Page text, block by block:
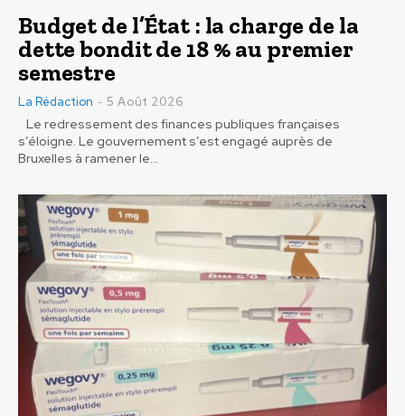
Budget de l’État : la charge de la
dette bondit de 18 % au premier
semestre
La Rédaction - 5 Août 2026
Le redressement des finances publiques françaises
s’éloigne. Le gouvernement s’est engagé auprès de
Bruxelles à ramener le...